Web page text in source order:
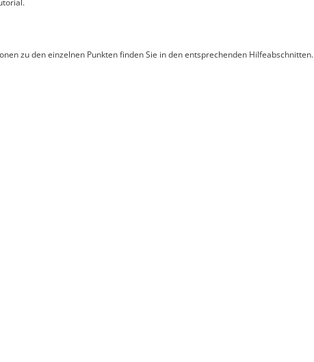
zu den einzelnen Punkten finden Sie in den entsprechenden Hilfeabschnitten.